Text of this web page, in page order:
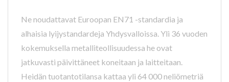
Ne noudattavat Euroopan EN71 -standardia ja
alhaisia lyijystandardeja Yhdysvalloissa. Yli 36 vuoden
kokemuksella metalliteollisuudessa he ovat
jatkuvasti päivittäneet koneitaan ja laitteitaan.
Heidän tuotantotilansa kattaa yli 64 000 neliömetriä